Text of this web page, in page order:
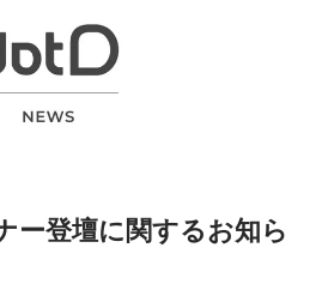
ー登壇に関するお知ら